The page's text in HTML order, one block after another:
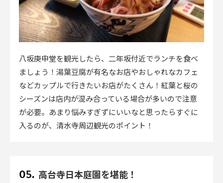
八坂庚申堂を観光したら、二年坂付近でランチを食べ
ましょう！湯葉豆腐が有名なお店やおしゃれなカフェ
などカップルで行きたいお店がたくさん！紅葉と桜の
シーズンは店内が混み合っている場合が多いので注意
が必要。あまり悩みすぎずにいいなと思ったらすぐに
入るのが、清水寺周辺観光のポイント！
高台寺日本庭園を堪能！